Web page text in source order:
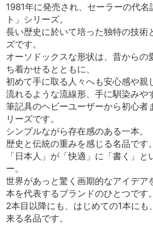
1981年に発売され、セーラーの代
ト」シリーズ。
長い歴史に於いて培った独特の技術
ズです。
オーソドックスな形状は、昔からの
ち着かせるとともに、
初めて手に取る人々へも安心感や親
流れるような流線形、手に馴染みや
筆記具のヘビーユーザーから初心者
リーズです。
シンプルながら存在感のある一本。
歴史と伝統の重みを感じる名品です。
「日本人」が「快適」に「書く」
ー。
世界があっと驚く画期的なアイデア
本を代表するブランドのひとつです。
2本目以降にも、はじめての1本にも
来る名品です。